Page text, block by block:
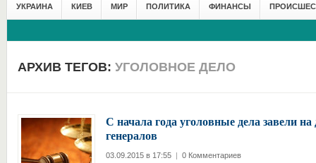
УКРАИНА КИЕВ МИР ПОЛИТИКА ФИНАНСЫ
АРХИВ ТЕГОВ: УГОЛОВНОЕ ДЕЛО
С начала года уголовные дела завели
генералов
03.09.2015 в 17:55 | 0 Комментариев